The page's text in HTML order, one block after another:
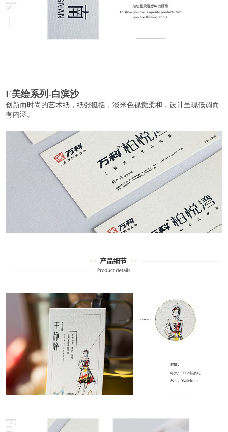
E美绘系列-白滨沙
创新而时尚的艺术纸，纸张挺括，淡米色视觉柔和，设计呈现低调而
有内涵。